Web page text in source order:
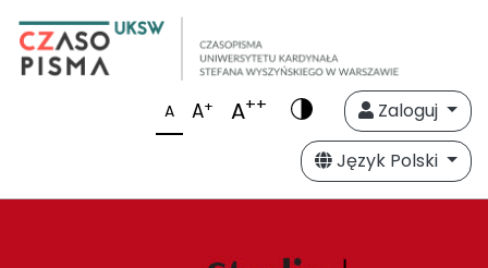
A A+ A++
Zaloguj
Język Polski